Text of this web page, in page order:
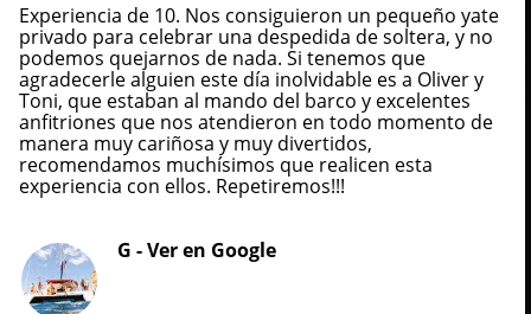
Experiencia de 10. Nos consiguieron un pequeño yate
privado para celebrar una despedida de soltera, y no
podemos quejarnos de nada. Si tenemos que
agradecerle alguien este día inolvidable es a Oliver y
Toni, que estaban al mando del barco y excelentes
anfitriones que nos atendieron en todo momento de
manera muy cariñosa y muy divertidos,
recomendamos muchísimos que realicen esta
experiencia con ellos. Repetiremos!!!
G -Ver en Google